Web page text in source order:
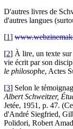
D'autres livres de
d'autres langues
[1]
[2] À lire, un texte
vie écrit par son
le philosophe, Actes
[3] Selon le
Albert Schweitzer,
Jetée, 1951, p. 47.
d'André Siegfried,
Polidori, Robert